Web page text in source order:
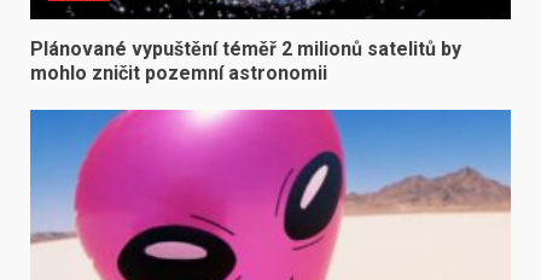
Plánované vypuštění téměř 2 milionů satelitů by
mohlo zničit pozemní astronomii